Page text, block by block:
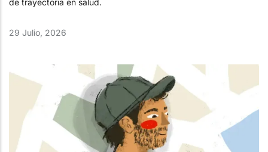
de trayectoria en salud.
29 Julio, 2026